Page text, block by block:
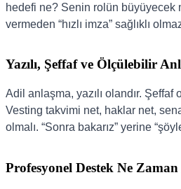
hedefi ne? Senin rolün büyüyecek
vermeden “hızlı imza” sağlıklı
Yazılı, Şeffaf ve Ölçülebilir
Adil anlaşma, yazılı olandır. Şeffaf
Vesting takvimi net, haklar net,
olmalı. “Sonra bakarız” yerine
Profesyonel Destek Ne Zaman